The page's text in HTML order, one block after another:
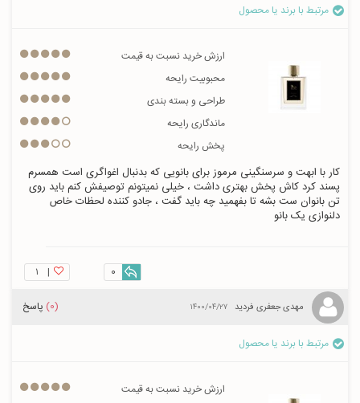
مرتبط با برند یا محصول
ارزش خرید نسبت به قیمت
محبوبیت رایحه
طراحی و بسته بندی
ماندگاری رایحه
پخش رایحه
دلنوازی یک بانو
| ۱ 0
مهدی جعفری فردید ۱۴۰۰/۰۴/۲۷ (0) پاسخ
مرتبط با برند یا محصول
ارزش خرید نسبت به قیمت